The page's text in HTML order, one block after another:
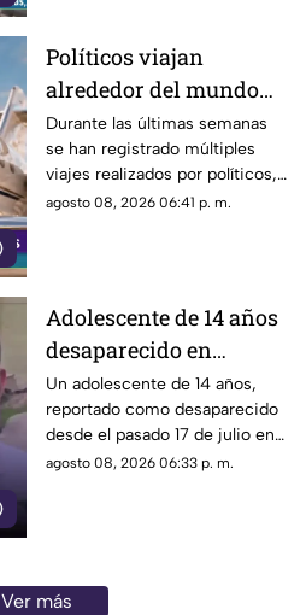
Políticos viajan
alrededor del mundo
sin ninguna
preocupación
Durante las últimas semanas
se han registrado múltiples
viajes realizados por políticos,
sin que hasta el momento
elevado gasto que han
generado.
agosto 08, 2026 06:41 p. m.
Adolescente de 14 años
desaparecido en
Tlaquepaque es
trasladado a Jalisco
tras ser localizado en
Michoacán
Un adolescente de 14 años,
reportado como desaparecido
desde el pasado 17 de julio en
Tlaquepaque, fue localizado
agosto 08, 2026 06:33 p. m.
Ver más